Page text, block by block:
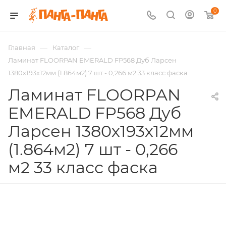
0
Главная — Каталог —
Ламинат FLOORPAN EMERALD FP568 Дуб Ларсен
1380х193х12мм (1.864м2) 7 шт - 0,266 м2 33 класс фаска
Ламинат FLOORPAN
EMERALD FP568 Дуб
Ларсен 1380х193х12мм
(1.864м2) 7 шт - 0,266
м2 33 класс фаска